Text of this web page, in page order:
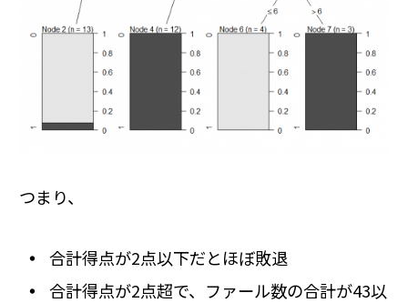
つまり、
合計得点が2点以下だとほぼ敗退
合計得点が2点超で、ファール数の合計が43以